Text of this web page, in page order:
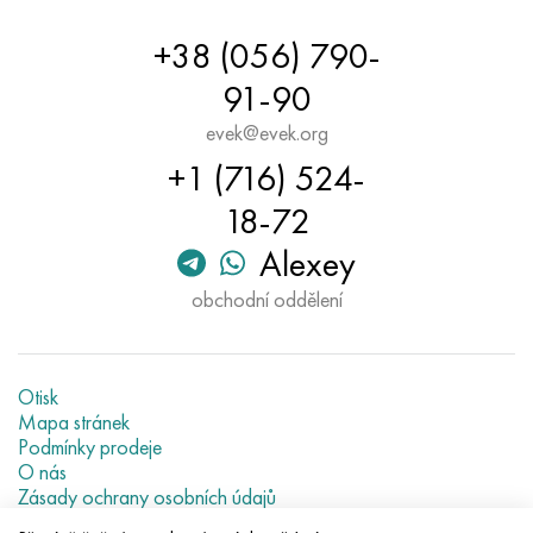
+38 (056) 790-
91-90
evek@evek.org
+1 (716) 524-
18-72
Alexey
obchodní oddělení
Otisk
Mapa stránek
Podmínky prodeje
O nás
Zásady ochrany osobních údajů